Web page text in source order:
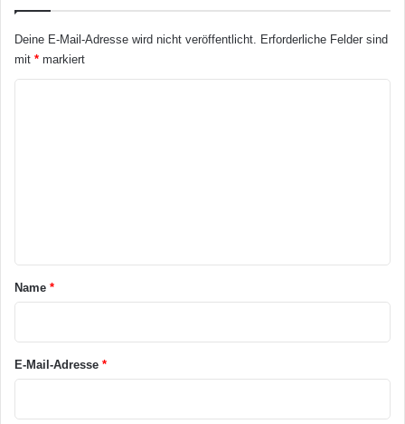
Deine E-Mail-Adresse wird nicht veröffentlicht. Erforderliche Felder sind
mit * markiert
a
r
Name *
E-Mail-Adresse *